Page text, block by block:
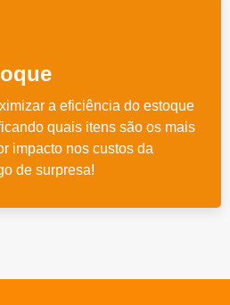
a eficiência do estoque
quais itens são os mais
impacto nos custos da
de surpresa!